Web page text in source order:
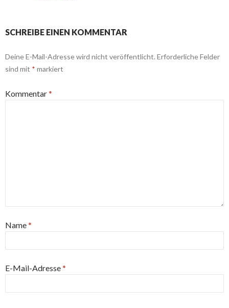
SCHREIBE EINEN KOMMENTAR
Deine E-Mail-Adresse wird nicht veröffentlicht. Erforderliche Felder
sind mit * markiert
Kommentar*
Name*
E-Mail-Adresse*